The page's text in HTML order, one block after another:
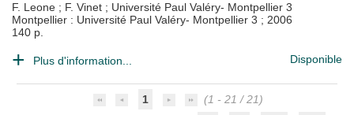
F. Leone ; F. Vinet ; Université Paul Valéry- Montpellier 3
Montpellier : Université Paul Valéry- Montpellier 3 ; 2006
140 p.
Plus d'information... Disponible
1
(1 - 21 / 21)